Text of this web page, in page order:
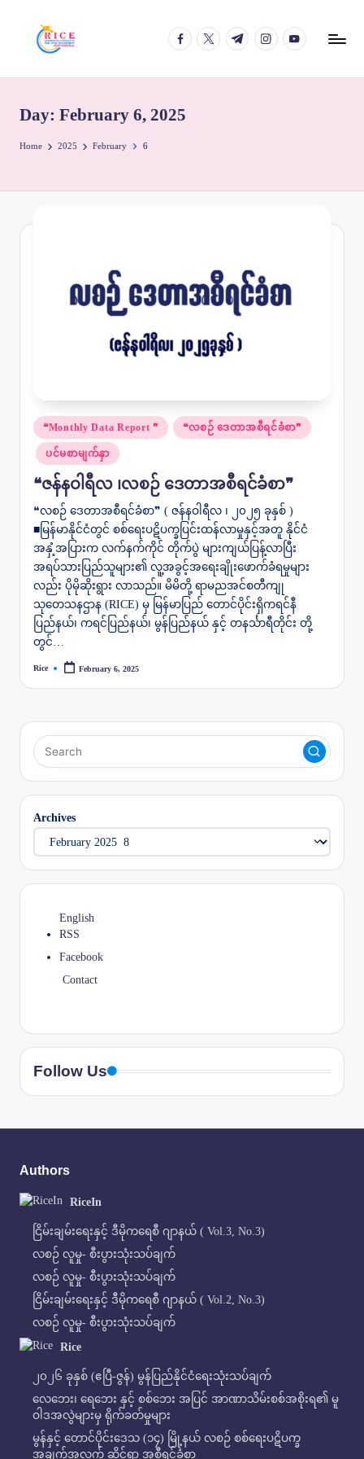
facebook.com
twitter.com
t.me instagram.com
youtube.com
Day: February 6, 2025
Home 2025 February 6
Posted
in
❝Monthly Data Report ❞ ❝လစဉ် ဒေတာအစီရင်ခံစာ❞
ပင်မစာမျက်နှာ
❝ဇန်နဝါရီလ ၊လစဉ် ဒေတာအစီရင်ခံစာ❞
❝လစဉ် ဒေတာအစီရင်ခံစာ❞ ( ဇန်နဝါရီလ ၊ ၂၀၂၅ ခုနှစ် )
■မြန်မာနိုင်ငံတွင် စစ်ရေးပဋိပက္ခပြင်းထန်လာမှုနှင့်အတူ နိုင်ငံ
အနှံ့အပြားက လက်နက်ကိုင် တိုက်ပွဲ များကျယ်ပြန့်လာပြီး
အရပ်သားပြည်သူများ၏ လူ့အခွင့်အရေးချိုးဖောက်ခံရမှုများ
လည်း ပိုမိုဆိုးရွား လာသည်။ မိမိတို့ ရာမညအင်စတီကျု
သုတေသနဌာန (RICE) မှ မြန်မာပြည် တောင်ပိုင်းရှိကရင်နီ
ပြည်နယ်၊ ကရင်ပြည်နယ်၊ မွန်ပြည်နယ် နှင့် တနင်္သာရီတိုင်း တို့
တွင်…
Posted
Rice February 6, 2025
Archives
English
RSS
Facebook
Contact
Follow Us
Authors
RiceIn
ငြိမ်းချမ်းရေးနှင့် ဒီမိုကရေစီ ဂျာနယ် ( Vol.3, No.3)
လစဉ် လူမှု- စီးပွားသုံးသပ်ချက်
လစဉ် လူမှု- စီးပွားသုံးသပ်ချက်
ငြိမ်းချမ်းရေးနှင့် ဒီမိုကရေစီ ဂျာနယ် ( Vol.2, No.3)
လစဉ် လူမှု- စီးပွားသုံးသပ်ချက်
Rice
၂၀၂၆ ခုနှစ် (ဧပြီ-ဇွန်) မွန်ပြည်နိုင်ငံရေးသုံးသပ်ချက်
လေဘေး၊ ရေဘေး နှင့် စစ်ဘေး အပြင် အာဏာသိမ်းစစ်အစိုးရ၏ မူ
ဝါဒအလွဲများမှ ရိုက်ခတ်မှုများ
မွန်နှင့် တောင်ပိုင်းဒေသ (၁၄) မြို့နယ် လစဉ် စစ်ရေးပဋိပက္ခ
အချက်အလက် ဆိုင်ရာ အစီရင်ခံစာ